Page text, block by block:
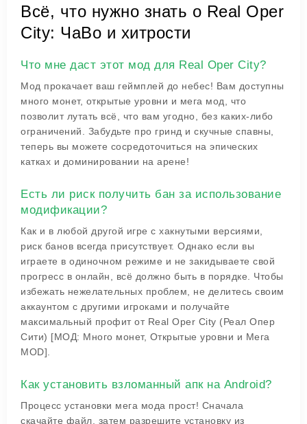
Всё, что нужно знать о Real Oper
City: ЧаВо и хитрости
Что мне даст этот мод для Real Oper City?
Мод прокачает ваш геймплей до небес! Вам доступны
много монет, открытые уровни и мега мод, что
позволит лутать всё, что вам угодно, без каких-либо
ограничений. Забудьте про гринд и скучные спавны,
теперь вы можете сосредоточиться на эпических
катках и доминировании на арене!
Есть ли риск получить бан за использование
модификации?
Как и в любой другой игре с хакнутыми версиями,
риск банов всегда присутствует. Однако если вы
играете в одиночном режиме и не закидываете свой
прогресс в онлайн, всё должно быть в порядке. Чтобы
избежать нежелательных проблем, не делитесь своим
аккаунтом с другими игроками и получайте
максимальный профит от Real Oper City (Реал Опер
Сити) [МОД: Много монет, Открытые уровни и Мега
MOD].
Как установить взломанный апк на Android?
Процесс установки мега мода прост! Сначала
скачайте файл, затем разрешите установку из